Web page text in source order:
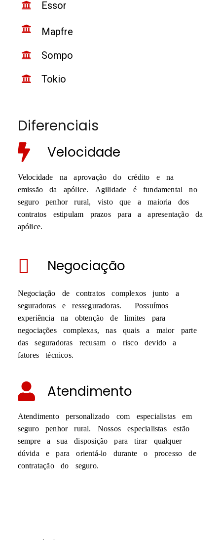
Essor
Mapfre
Sompo
Tokio
Diferenciais
Velocidade
Velocidade na aprovação do crédito e na
emissão da apólice. Agilidade é fundamental no
seguro penhor rural, visto que a maioria dos
contratos estipulam prazos para a apresentação da
apólice.
Negociação
Negociação de contratos complexos junto a
seguradoras e resseguradoras. Possuímos
experiência na obtenção de limites para
negociações complexas, nas quais a maior parte
das seguradoras recusam o risco devido a
fatores técnicos.
Atendimento
Atendimento personalizado com especialistas em
seguro penhor rural. Nossos especialistas estão
sempre a sua disposição para tirar qualquer
dúvida e para orientá-lo durante o processo de
contratação do seguro.